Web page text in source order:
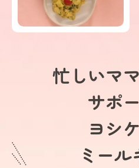
忙しいマ
サポ
ヨシ
ミール